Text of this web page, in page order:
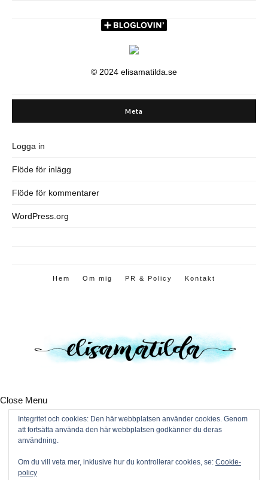
© 2024 elisamatilda.se
Meta
Logga in
Flöde för inlägg
Flöde för kommentarer
WordPress.org
Hem Om mig PR & Policy Kontakt
Close Menu
Hem
Om mig
PR & Policy
Kontakt
Integritet och cookies: Den här webbplatsen använder cookies. Genom
att fortsätta använda den här webbplatsen godkänner du deras
användning.
Om du vill veta mer, inklusive hur du kontrollerar cookies, se: Cookie-
policy